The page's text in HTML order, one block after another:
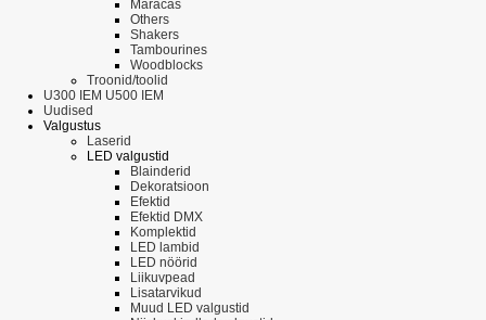
Maracas
Others
Shakers
Tambourines
Woodblocks
Troonid/toolid
U300 IEM U500 IEM
Uudised
Valgustus
Laserid
LED valgustid
Blainderid
Dekoratsioon
Efektid
Efektid DMX
Komplektid
LED lambid
LED nöörid
Liikuvpead
Lisatarvikud
Muud LED valgustid